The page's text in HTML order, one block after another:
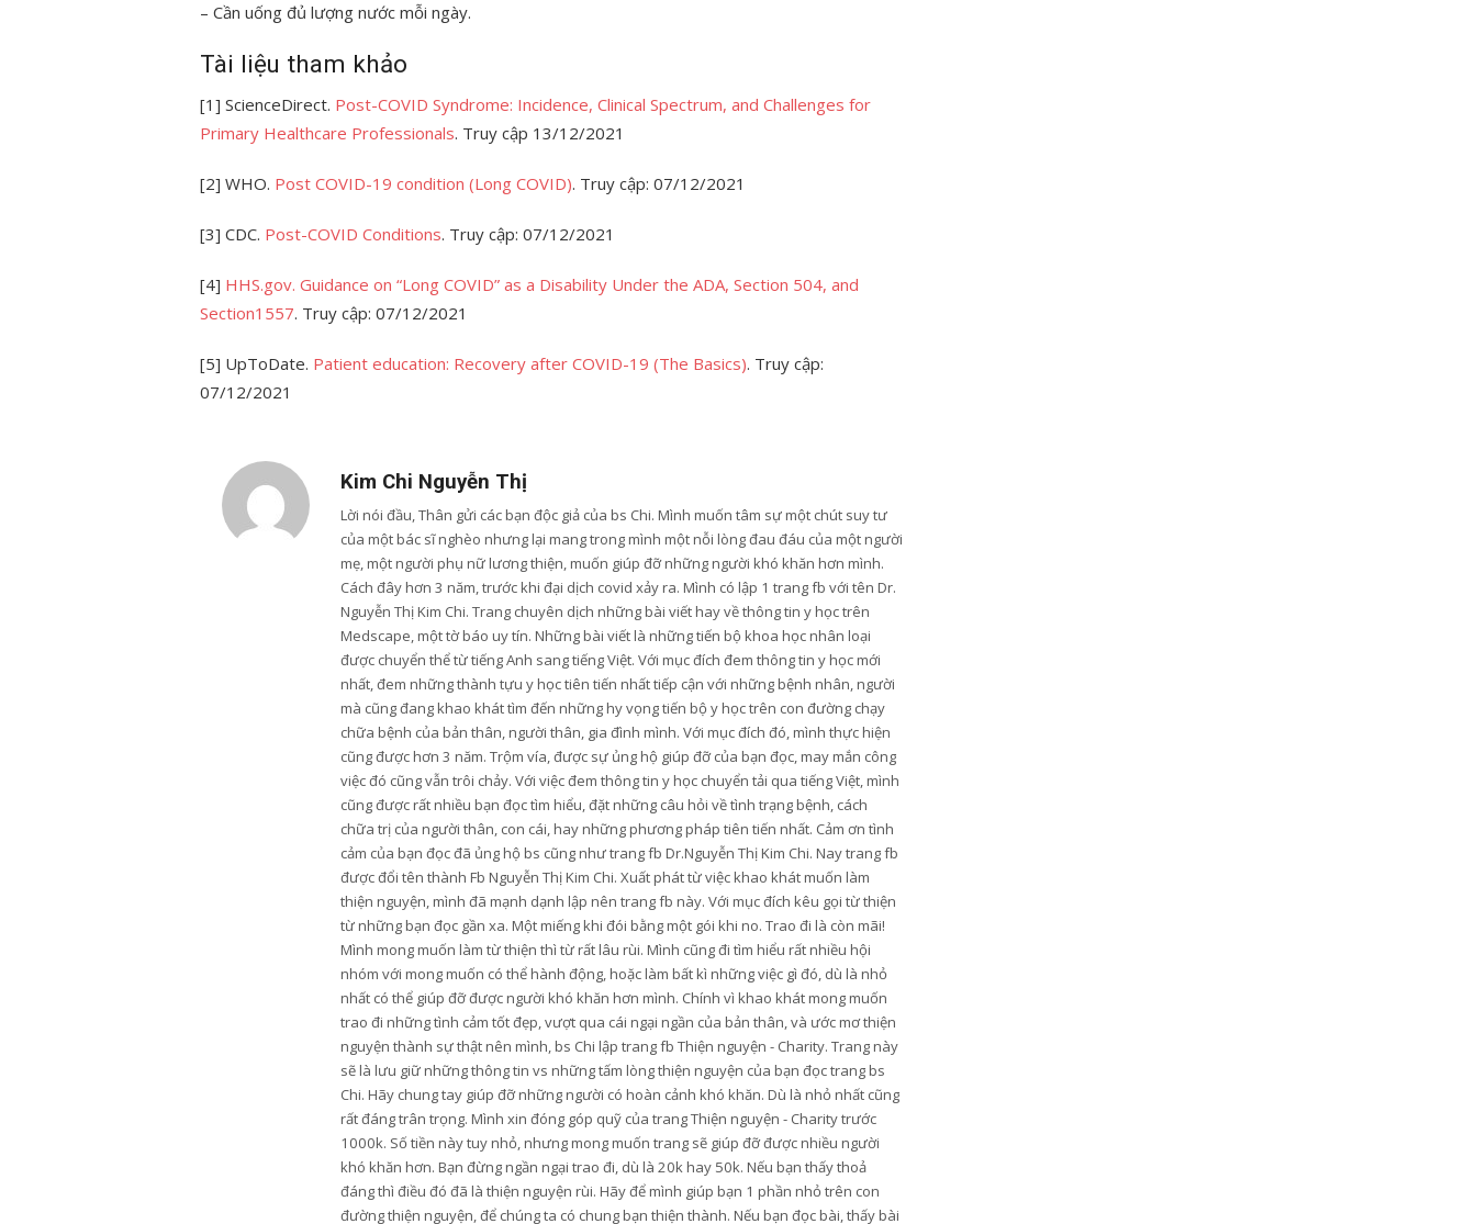
– Cần uống đủ lượng nước mỗi ngày.
Tài liệu tham khảo
[1] ScienceDirect. Post-COVID Syndrome: Incidence, Clinical Spectrum, and Challenges for
Primary Healthcare Professionals. Truy cập 13/12/2021
[2] WHO. Post COVID-19 condition (Long COVID). Truy cập: 07/12/2021
[3] CDC. Post-COVID Conditions. Truy cập: 07/12/2021
[4] HHS.gov. Guidance on “Long COVID” as a Disability Under the ADA, Section 504, and
Section1557. Truy cập: 07/12/2021
[5] UpToDate. Patient education: Recovery after COVID-19 (The Basics). Truy cập:
07/12/2021
Kim Chi Nguyễn Thị
Lời nói đầu, Thân gửi các bạn độc giả của bs Chi. Mình muốn tâm sự một chút suy tư
của một bác sĩ nghèo nhưng lại mang trong mình một nỗi lòng đau đáu của một người
mẹ, một người phụ nữ lương thiện, muốn giúp đỡ những người khó khăn hơn mình.
Cách đây hơn 3 năm, trước khi đại dịch covid xảy ra. Mình có lập 1 trang fb với tên Dr.
Nguyễn Thị Kim Chi. Trang chuyên dịch những bài viết hay về thông tin y học trên
Medscape, một tờ báo uy tín. Những bài viết là những tiến bộ khoa học nhân loại
được chuyển thể từ tiếng Anh sang tiếng Việt. Với mục đích đem thông tin y học mới
nhất, đem những thành tựu y học tiên tiến nhất tiếp cận với những bệnh nhân, người
mà cũng đang khao khát tìm đến những hy vọng tiến bộ y học trên con đường chạy
chữa bệnh của bản thân, người thân, gia đình mình. Với mục đích đó, mình thực hiện
cũng được hơn 3 năm. Trộm vía, được sự ủng hộ giúp đỡ của bạn đọc, may mắn công
việc đó cũng vẫn trôi chảy. Với việc đem thông tin y học chuyển tải qua tiếng Việt, mình
cũng được rất nhiều bạn đọc tìm hiểu, đặt những câu hỏi về tình trạng bệnh, cách
chữa trị của người thân, con cái, hay những phương pháp tiên tiến nhất. Cảm ơn tình
cảm của bạn đọc đã ủng hộ bs cũng như trang fb Dr.Nguyễn Thị Kim Chi. Nay trang fb
được đổi tên thành Fb Nguyễn Thị Kim Chi. Xuất phát từ việc khao khát muốn làm
thiện nguyện, mình đã mạnh dạnh lập nên trang fb này. Với mục đích kêu gọi từ thiện
từ những bạn đọc gần xa. Một miếng khi đói bằng một gói khi no. Trao đi là còn mãi!
Mình mong muốn làm từ thiện thì từ rất lâu rùi. Mình cũng đi tìm hiểu rất nhiều hội
nhóm với mong muốn có thể hành động, hoặc làm bất kì những việc gì đó, dù là nhỏ
nhất có thể giúp đỡ được người khó khăn hơn mình. Chính vì khao khát mong muốn
trao đi những tình cảm tốt đẹp, vượt qua cái ngại ngần của bản thân, và ước mơ thiện
nguyện thành sự thật nên mình, bs Chi lập trang fb Thiện nguyện - Charity. Trang này
sẽ là lưu giữ những thông tin vs những tấm lòng thiện nguyện của bạn đọc trang bs
Chi. Hãy chung tay giúp đỡ những người có hoàn cảnh khó khăn. Dù là nhỏ nhất cũng
rất đáng trân trọng. Mình xin đóng góp quỹ của trang Thiện nguyện - Charity trước
1000k. Số tiền này tuy nhỏ, nhưng mong muốn trang sẽ giúp đỡ được nhiều người
khó khăn hơn. Bạn đừng ngần ngại trao đi, dù là 20k hay 50k. Nếu bạn thấy thoả
đáng thì điều đó đã là thiện nguyện rùi. Hãy để mình giúp bạn 1 phần nhỏ trên con
đường thiện nguyện, để chúng ta có chung bạn thiện thành. Nếu bạn đọc bài, thấy bài